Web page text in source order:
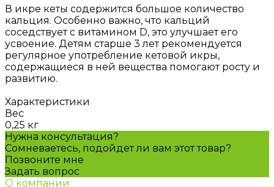
В икре кеты содержится большое количество
кальция. Особенно важно, что кальций
соседствует с витамином D, это улучшает его
усвоение. Детям старше 3 лет рекомендуется
регулярное употребление кетовой икры,
содержащиеся в ней вещества помогают росту и
развитию.
Характеристики
Вес
0,25 кг
Нужна консультация?
Сомневаетесь, подойдет ли вам этот товар?
Позвоните мне
Задать вопрос
О компании